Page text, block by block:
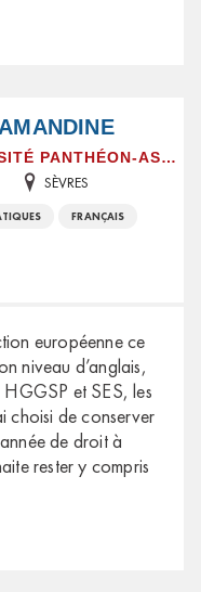
AMANDINE
UNIVERSITÉ PANTHÉON-ASSAS
SÈVRES
FRANÇAIS
européenne ce
niveau d’anglais,
et SES, les
choisi de conserver
de droit à
rester y compris